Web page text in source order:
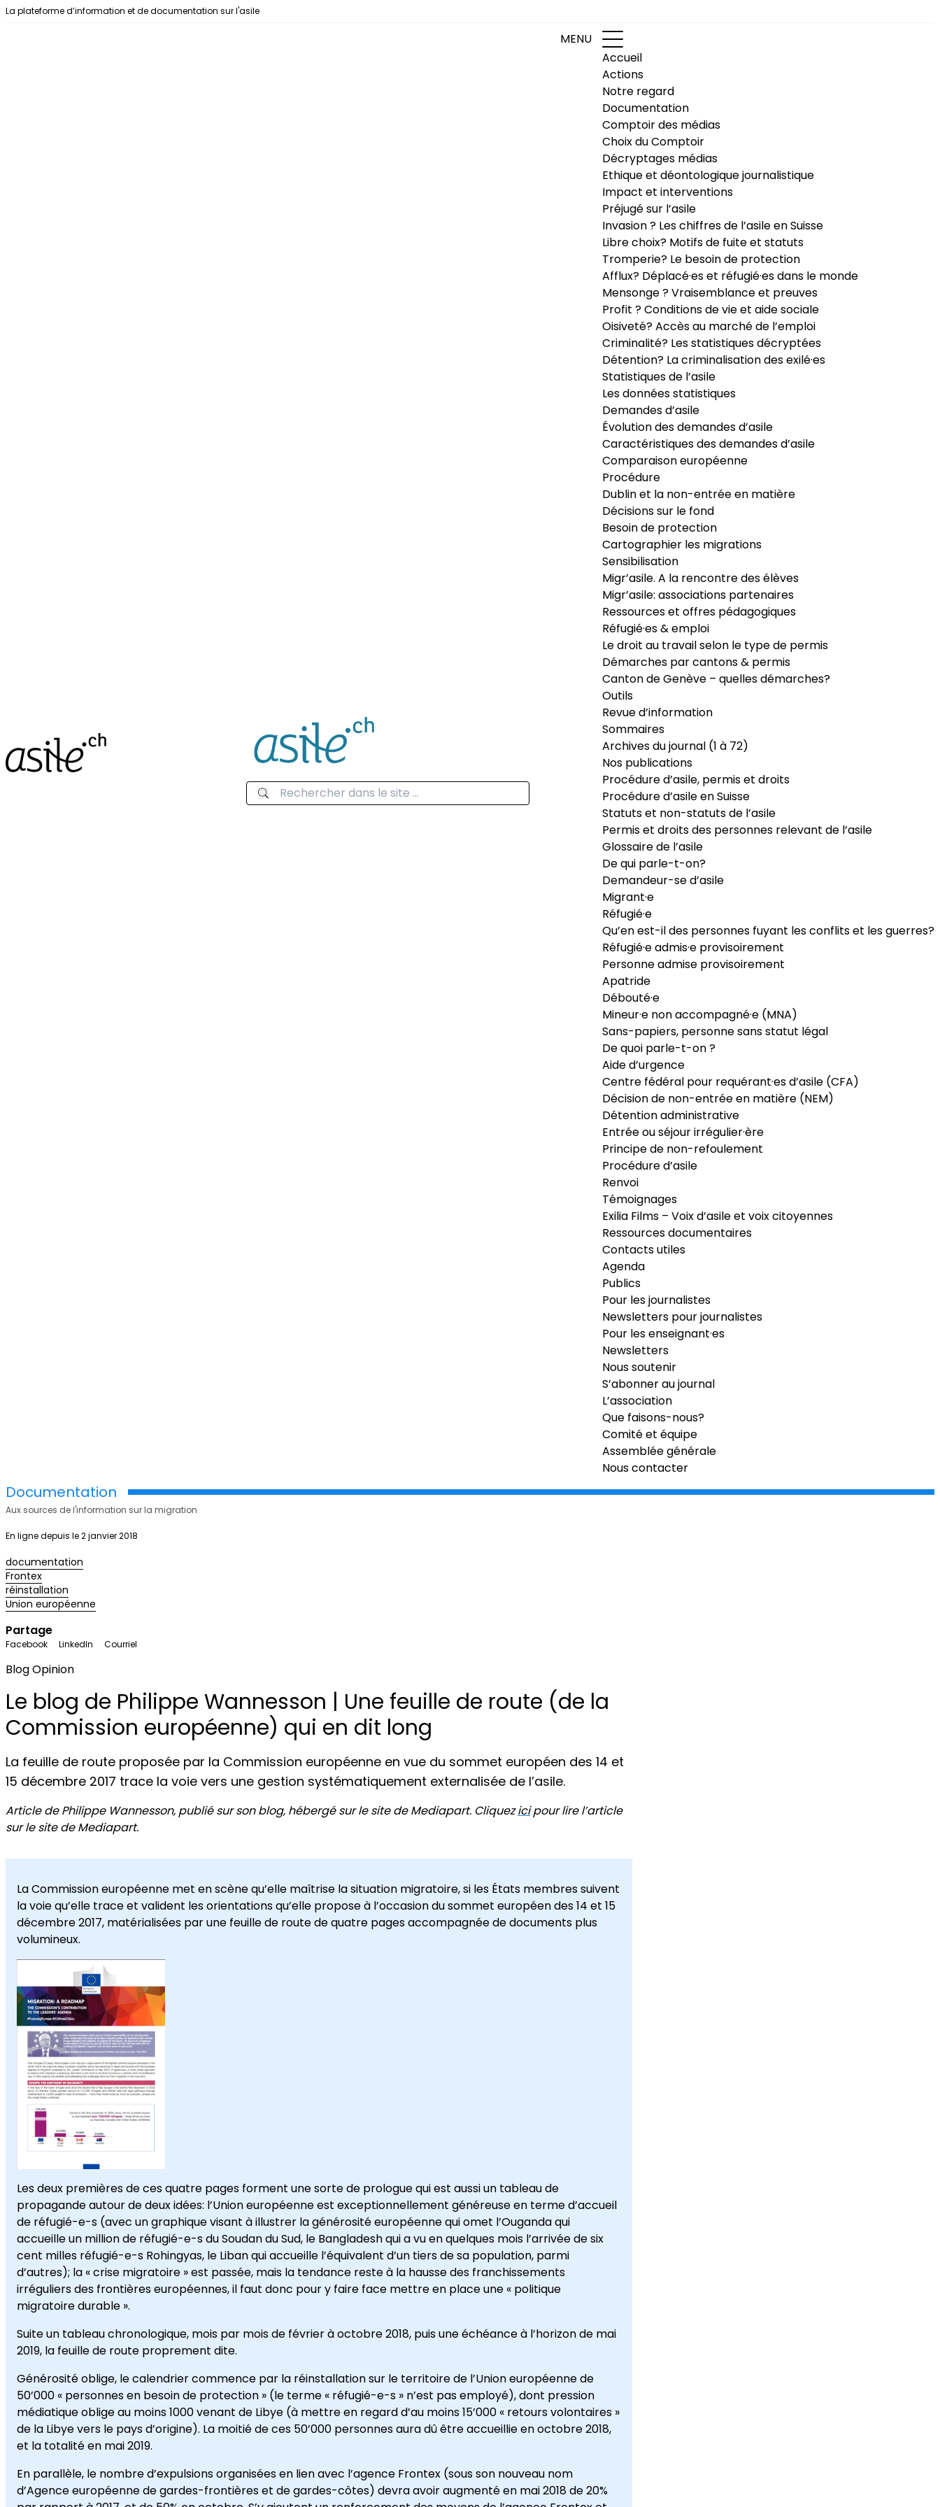
Aller au contenu
La plateforme d’information et de documentation sur l'asile
MENU
Accueil
Actions
Notre regard
Documentation
Comptoir des médias
Choix du Comptoir
Décryptages médias
Ethique et déontologique journalistique
Impact et interventions
Préjugé sur l’asile
Invasion ? Les chiffres de l’asile en Suisse
Libre choix? Motifs de fuite et statuts
Tromperie? Le besoin de protection
Afflux? Déplacé·es et réfugié·es dans le monde
Mensonge ? Vraisemblance et preuves
Profit ? Conditions de vie et aide sociale
Oisiveté? Accès au marché de l’emploi
Criminalité? Les statistiques décryptées
Détention? La criminalisation des exilé·es
Statistiques de l’asile
Les données statistiques
Demandes d’asile
Évolution des demandes d’asile
Caractéristiques des demandes d’asile
Comparaison européenne
Procédure
Dublin et la non-entrée en matière
Décisions sur le fond
Besoin de protection
Cartographier les migrations
Sensibilisation
Migr’asile. A la rencontre des élèves
Migr’asile: associations partenaires
Ressources et offres pédagogiques
Réfugié·es & emploi
Le droit au travail selon le type de permis
Démarches par cantons & permis
Canton de Genève – quelles démarches?
Outils
Revue d’information
Sommaires
Archives du journal (1 à 72)
Nos publications
Procédure d’asile, permis et droits
Procédure d’asile en Suisse
Statuts et non-statuts de l’asile
Permis et droits des personnes relevant de l’asile
Glossaire de l’asile
De qui parle-t-on?
Demandeur-se d’asile
Migrant·e
Réfugié·e
Qu’en est-il des personnes fuyant les conflits et les guerres?
Réfugié·e admis·e provisoirement
Personne admise provisoirement
Apatride
Débouté·e
Mineur·e non accompagné·e (MNA)
Sans-papiers, personne sans statut légal
De quoi parle-t-on ?
Aide d’urgence
Centre fédéral pour requérant·es d’asile (CFA)
Décision de non-entrée en matière (NEM)
Détention administrative
Entrée ou séjour irrégulier·ère
Principe de non-refoulement
Procédure d’asile
Renvoi
Témoignages
Exilia Films – Voix d’asile et voix citoyennes
Ressources documentaires
Contacts utiles
Agenda
Publics
Pour les journalistes
Newsletters pour journalistes
Pour les enseignant·es
Newsletters
Nous soutenir
S’abonner au journal
L’association
Que faisons-nous?
Comité et équipe
Assemblée générale
Nous contacter
Documentation
Aux sources de l'information sur la migration
En ligne depuis le 2 janvier 2018
documentation
Frontex
réinstallation
Union européenne
Partage
Facebook LinkedIn Courriel
BlogOpinion
Le blog de Philippe Wannesson | Une feuille de route (de la
Commission européenne) qui en dit long
La feuille de route proposée par la Commission européenne en vue du sommet européen des 14 et
15 décembre 2017 trace la voie vers une gestion systématiquement externalisée de l’asile.
Article de Philippe Wannesson, publié sur son blog, hébergé sur le site de Mediapart. Cliquezicipour lire l’article
sur le site de Mediapart.
La Commission européenne met en scène qu’elle maîtrise la situation migratoire, si les États membres suivent
la voie qu’elle trace et valident les orientations qu’elle propose à l’occasion du sommet européen des 14 et 15
décembre 2017, matérialisées par une feuille de route de quatre pages accompagnée de documents plus
volumineux.
Les deux premières de ces quatre pages forment une sorte de prologue qui est aussi un tableau de
propagande autour de deux idées: l’Union européenne est exceptionnellement généreuse en terme d’accueil
de réfugié-e-s (avec un graphique visant à illustrer la générosité européenne qui omet l’Ouganda qui
accueille un million de réfugié-e-s du Soudan du Sud, le Bangladesh qui a vu en quelques mois l’arrivée de six
cent milles réfugié-e-s Rohingyas, le Liban qui accueille l’équivalent d’un tiers de sa population, parmi
d’autres); la « crise migratoire » est passée, mais la tendance reste à la hausse des franchissements
irréguliers des frontières européennes, il faut donc pour y faire face mettre en place une « politique
migratoire durable ».
Suite un tableau chronologique, mois par mois de février à octobre 2018, puis une échéance à l’horizon de mai
2019, la feuille de route proprement dite.
Générosité oblige, le calendrier commence par la réinstallation sur le territoire de l’Union européenne de
50’000 « personnes en besoin de protection » (le terme « réfugié-e-s » n’est pas employé), dont pression
médiatique oblige au moins 1000 venant de Libye (à mettre en regard d’au moins 15’000 « retours volontaires »
de la Libye vers le pays d’origine). La moitié de ces 50’000 personnes aura dû être accueillie en octobre 2018,
et la totalité en mai 2019.
En parallèle, le nombre d’expulsions organisées en lien avec l’agence Frontex (sous son nouveau nom
d’Agence européenne de gardes-frontières et de gardes-côtes) devra avoir augmenté en mai 2018 de 20%